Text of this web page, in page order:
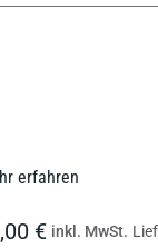
erfahren
€ inkl. MwSt.